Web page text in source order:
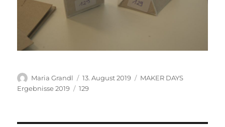
Autor
Maria Grandl
Veröffentlicht
am
13. August 2019 Kategorien
MAKER DAYS
Ergebnisse 2019
Schlagwörter
129